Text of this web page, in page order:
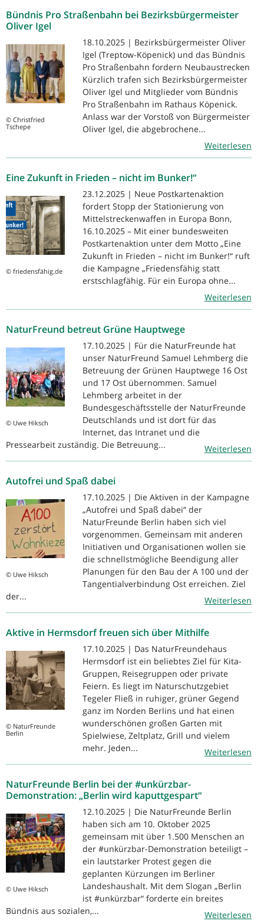
Bündnis Pro Straßenbahn bei Bezirksbürgermeister
Oliver Igel
© Christfried
Tschepe
18.10.2025 | Bezirksbürgermeister Oliver
Igel (Treptow-Köpenick) und das Bündnis
Pro Straßenbahn fordern Neubaustrecken
Kürzlich trafen sich Bezirksbürgermeister
Oliver Igel und Mitglieder vom Bündnis
Pro Straßenbahn im Rathaus Köpenick.
Anlass war der Vorstoß von Bürgermeister
Oliver Igel, die abgebrochene...
Weiterlesen
Eine Zukunft in Frieden – nicht im Bunker!“
© friedensfähig.de
23.12.2025 | Neue Postkartenaktion
fordert Stopp der Stationierung von
Mittelstreckenwaffen in Europa Bonn,
16.10.2025 – Mit einer bundesweiten
Postkartenaktion unter dem Motto „Eine
Zukunft in Frieden – nicht im Bunker!“ ruft
die Kampagne „Friedensfähig statt
erstschlagfähig. Für ein Europa ohne...
Weiterlesen
NaturFreund betreut Grüne Hauptwege
© Uwe Hiksch
17.10.2025 | Für die NaturFreunde hat
unser NaturFreund Samuel Lehmberg die
Betreuung der Grünen Hauptwege 16 Ost
und 17 Ost übernommen. Samuel
Lehmberg arbeitet in der
Bundesgeschäftsstelle der NaturFreunde
Deutschlands und ist dort für das
Internet, das Intranet und die
Pressearbeit zuständig. Die Betreuung...
Weiterlesen
Autofrei und Spaß dabei
© Uwe Hiksch
17.10.2025 | Die Aktiven in der Kampagne
„Autofrei und Spaß dabei“ der
NaturFreunde Berlin haben sich viel
vorgenommen. Gemeinsam mit anderen
Initiativen und Organisationen wollen sie
die schnellstmögliche Beendigung aller
Planungen für den Bau der A 100 und der
Tangentialverbindung Ost erreichen. Ziel
der...
Weiterlesen
Aktive in Hermsdorf freuen sich über Mithilfe
© NaturFreunde
Berlin
17.10.2025 | Das NaturFreundehaus
Hermsdorf ist ein beliebtes Ziel für Kita-
Gruppen, Reisegruppen oder private
Feiern. Es liegt im Naturschutzgebiet
Tegeler Fließ in ruhiger, grüner Gegend
ganz im Norden Berlins und hat einen
wunderschönen großen Garten mit
Spielwiese, Zeltplatz, Grill und vielem
mehr. Jeden...
Weiterlesen
NaturFreunde Berlin bei der #unkürzbar-
Demonstration: „Berlin wird kaputtgespart“
© Uwe Hiksch
12.10.2025 | Die NaturFreunde Berlin
haben sich am 10. Oktober 2025
gemeinsam mit über 1.500 Menschen an
der #unkürzbar-Demonstration beteiligt –
ein lautstarker Protest gegen die
geplanten Kürzungen im Berliner
Landeshaushalt. Mit dem Slogan „Berlin
ist #unkürzbar“ forderte ein breites
Bündnis aus sozialen,...
Weiterlesen